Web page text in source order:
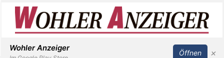
Inserieren Abonnieren Anmelden
Wohler Anzeiger Öffnen ×